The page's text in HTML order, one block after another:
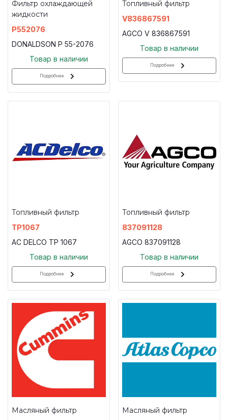
Фильтр охлаждающей
жидкости
P552076
DONALDSON P 55-2076
Товар в наличии
Подробнее
Топливный фильтр
V836867591
AGCO V 836867591
Товар в наличии
Подробнее
Топливный фильтр
TP1067
AC DELCO TP 1067
Товар в наличии
Подробнее
Топливный фильтр
837091128
AGCO 837091128
Товар в наличии
Подробнее
Масляный фильтр Масляный фильтр